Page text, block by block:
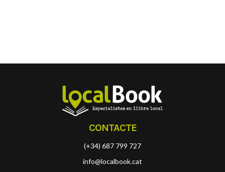
CONTACTE
(+34) 687 799 727
info@localbook.cat